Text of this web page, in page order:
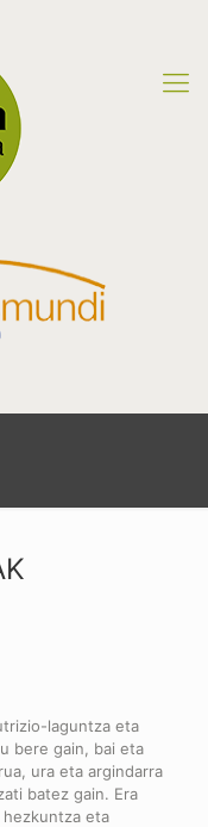
laguntza eta
bere gain, bai eta
ura eta argindarra
batez gain. Era
eta